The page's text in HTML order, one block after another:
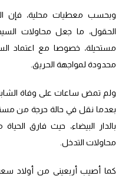
وبحسب معطيات محلية، فإن
الحقول، ما جعل محاولات
مستحيلة، خصوصا مع اعتماد
محدودة لمواجهة الحريق.
بعدما نقل في حالة حرجة من
بالدار البيضاء، حيث فارق
محاولات التدخل.
كما أصيب أربعيني من أولاد